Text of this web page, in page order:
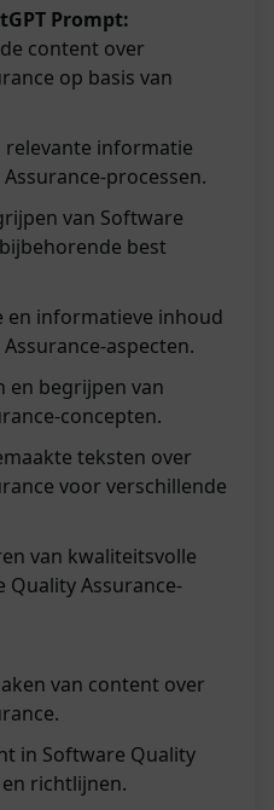
Prompt:
content over
op basis van
informatie
processen.
van Software
best
en informatieve inhoud
aspecten.
en begrijpen van
concepten.
teksten over
voor verschillende
van kwaliteitsvolle
Assurance-
van content over
in Software Quality
richtlijnen.